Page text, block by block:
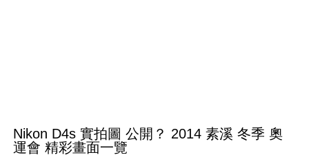
Nikon D4s 實拍圖 公開？ 2014 素溪 冬季 奧
運會 精彩畫面一覽